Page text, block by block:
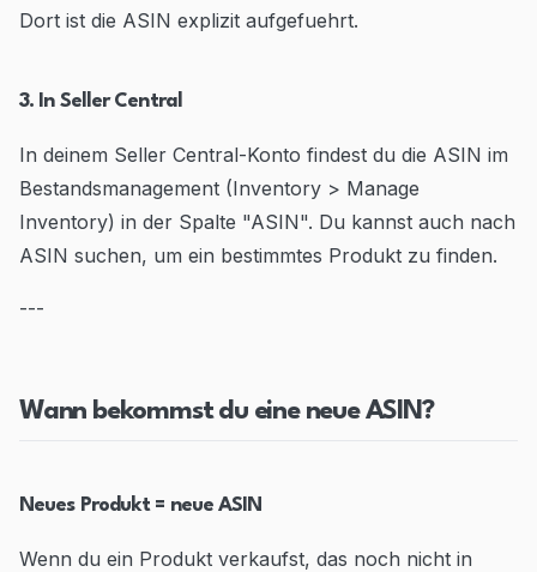
Dort ist die ASIN explizit aufgefuehrt.
3. In Seller Central
In deinem Seller Central-Konto findest du die ASIN im
Bestandsmanagement (Inventory > Manage
Inventory) in der Spalte "ASIN". Du kannst auch nach
ASIN suchen, um ein bestimmtes Produkt zu finden.
---
Wann bekommst du eine neue ASIN?
Neues Produkt = neue ASIN
Wenn du ein Produkt verkaufst, das noch nicht in